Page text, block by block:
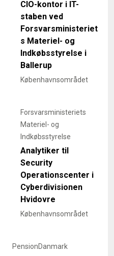
CIO-kontor i IT-
staben ved
Forsvarsministeriet
s Materiel- og
Indkøbsstyrelse i
Ballerup
Københavnsområdet
Forsvarsministeriets
Materiel- og
Indkøbsstyrelse
Analytiker til
Security
Operationscenter i
Cyberdivisionen
Hvidovre
Københavnsområdet
PensionDanmark